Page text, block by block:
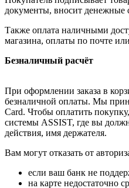
документы, вносит денежные
Также оплата наличными
магазина, оплаты по почте
Безналичный расчёт
При оформлении заказа в
безналичной оплаты. Мы
Card. Чтобы оплатить
системы ASSIST, где вы
действия, имя держателя.
Вам могут отказать от
если ваш банк не
на карте недостаточно